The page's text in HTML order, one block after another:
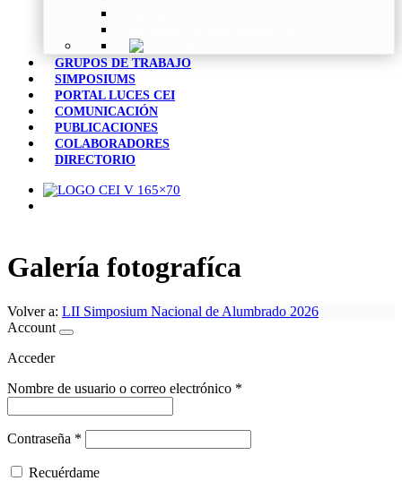
GRUPOS DE TRABAJO
SIMPOSIUMS
PORTAL LUCES CEI
COMUNICACIÓN
PUBLICACIONES
COLABORADORES
DIRECTORIO
Galería fotografíca
Volver a: LII Simposium Nacional de Alumbrado 2026
Account
Acceder
Nombre de usuario o correo electrónico *
Contraseña *
Recuérdame